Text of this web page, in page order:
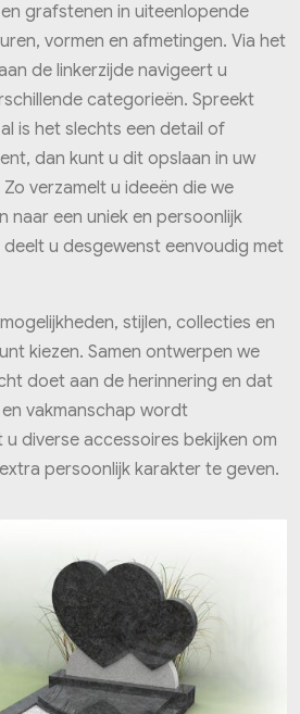
grafstenen in uiteenlopende
vormen en afmetingen. Via het
de linkerzijde navigeert u
categorieën. Spreekt
is het slechts een detail of
dan kunt u dit opslaan in uw
verzamelt u ideeën die we
naar een uniek en persoonlijk
u desgewenst eenvoudig met
stijlen, collecties en
kiezen. Samen ontwerpen we
doet aan de herinnering en dat
vakmanschap wordt
diverse accessoires bekijken om
persoonlijk karakter te geven.